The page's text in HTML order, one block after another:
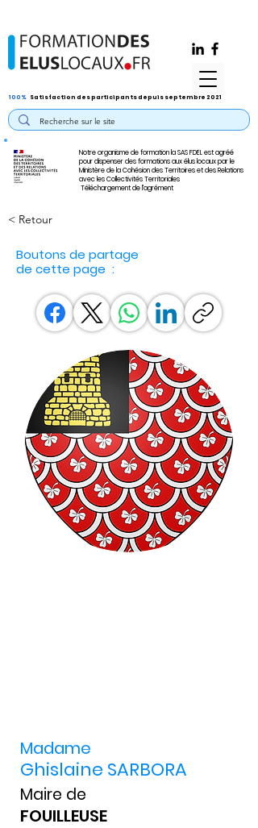
Notre organisme de formation la SAS FDEL est agréé
pour dispenser des formations aux élus locaux par le
Ministère de la Cohésion des Territoires et des Relations
avec les Collectivités Territoriales
Téléchargement de l'agrément
100% Satisfaction des participants depuis septembre 2021
< Retour
Boutons de partage
de cette page :
Ghislaine SARBORA
Madame
Maire de
FOUILLEUSE